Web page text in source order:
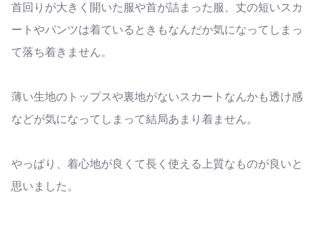
首回りが大きく開いた服や首が詰まった服、丈の短いスカ
ートやパンツは着ているときもなんだか気になってしまっ
て落ち着きません。
薄い生地のトップスや裏地がないスカートなんかも透け感
などが気になってしまって結局あまり着ません。
やっぱり、着心地が良くて長く使える上質なものが良いと
思いました。